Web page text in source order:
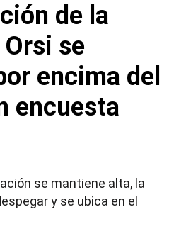
de la
se
encima del
encuesta
se mantiene alta, la
y se ubica en el